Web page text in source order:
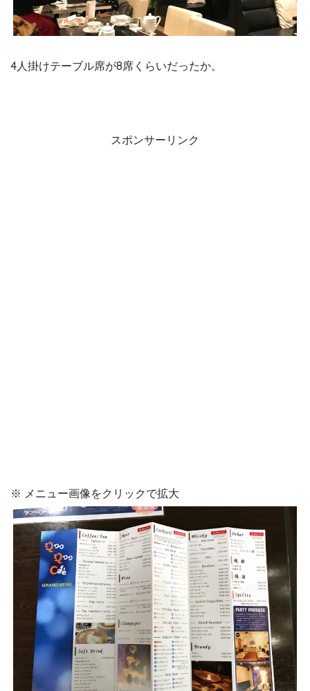
4人掛けテーブル席が8席くらいだったか。
スポンサーリンク
※ メニュー画像をクリックで拡大